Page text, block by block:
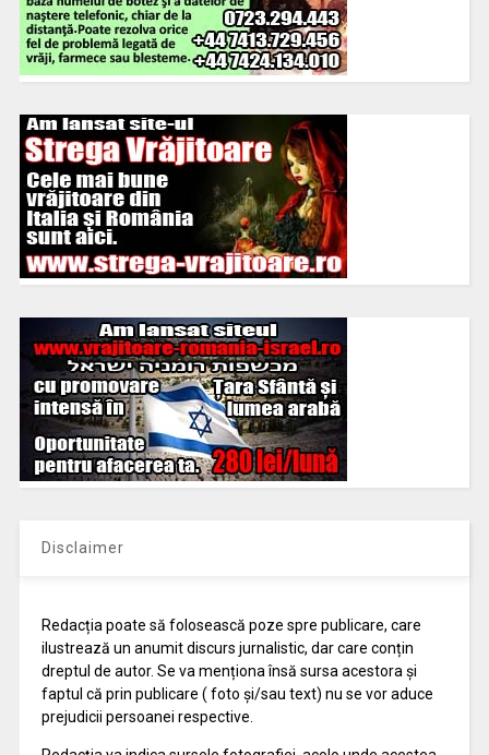
Disclaimer
Redacția poate să folosească poze spre publicare, care
ilustrează un anumit discurs jurnalistic, dar care conțin
dreptul de autor. Se va menționa însă sursa acestora și
faptul că prin publicare ( foto și/sau text) nu se vor aduce
prejudicii persoanei respective.